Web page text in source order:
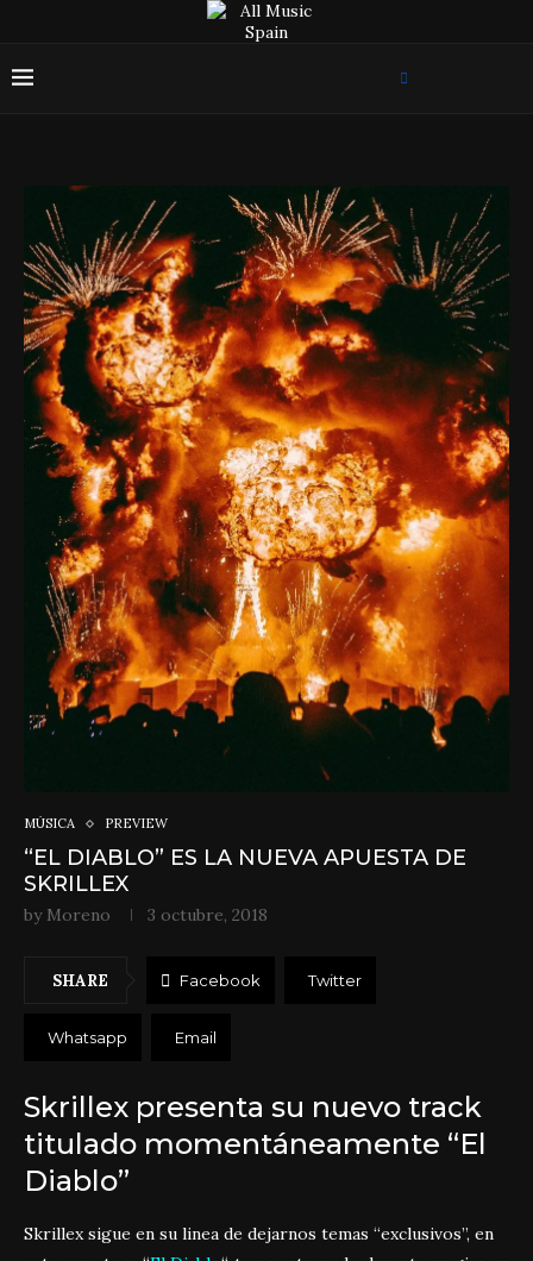
MÚSICA PREVIEW
“EL DIABLO” ES LA NUEVA APUESTA DE
SKRILLEX
by Moreno 3 octubre, 2018
SHARE Facebook Twitter
Whatsapp Email
Skrillex presenta su nuevo track
titulado momentáneamente “El
Diablo”
Skrillex sigue en su linea de dejarnos temas “exclusivos”, en